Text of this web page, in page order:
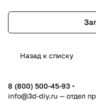
Назад к списку
8 (800) 500-45-93
info@3d-diy.ru — отдел